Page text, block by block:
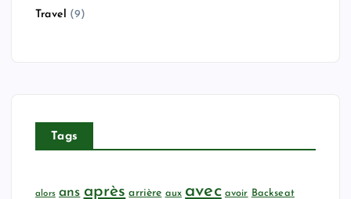
Travel (9)
Tags
alors ans après arrière aux avec avoir Backseat